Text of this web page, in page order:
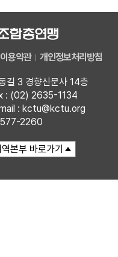
이용약관 개인정보처리방침
길 3 경향신문사 14층
: (02) 2635-1134
: kctu@kctu.org
2260